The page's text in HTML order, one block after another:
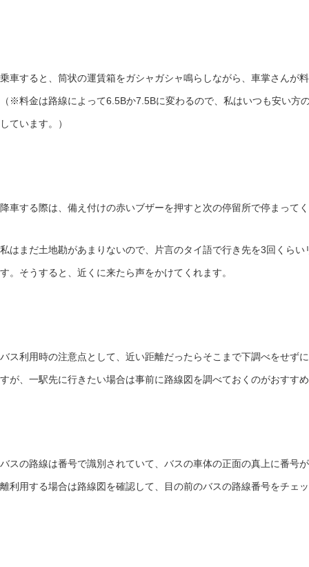
乗車すると、筒状の運賃箱をガシャガシャ鳴らしながら、車掌さんが
（※料金は路線によって6.5Bか7.5Bに変わるので、私はいつも安い方
しています。）
降車する際は、備え付けの赤いブザーを押すと次の停留所で停まって
私はまだ土地勘があまりないので、片言のタイ語で行き先を3回くら
す。そうすると、近くに来たら声をかけてくれます。
バス利用時の注意点として、近い距離だったらそこまで下調べをせず
すが、一駅先に行きたい場合は事前に路線図を調べておくのがおすす
バスの路線は番号で識別されていて、バスの車体の正面の真上に番号
離利用する場合は路線図を確認して、目の前のバスの路線番号をチェ